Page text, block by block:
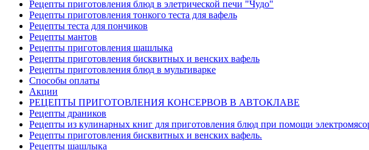
Рецепты приготовления блюд в элетрической печи "Чудо"
Рецепты приготовления тонкого теста для вафель
Рецепты теста для пончиков
Рецепты мантов
Рецепты приготовления шашлыка
Рецепты приготовления бисквитных и венских вафель
Рецепты приготовления блюд в мультиварке
Способы оплаты
Акции
РЕЦЕПТЫ ПРИГОТОВЛЕНИЯ КОНСЕРВОВ В АВТОКЛАВЕ
Рецепты драников
Рецепты из кулинарных книг для приготовления блюд при помощи
Рецепты приготовления бисквитных и венских вафель.
Рецепты шашлыка